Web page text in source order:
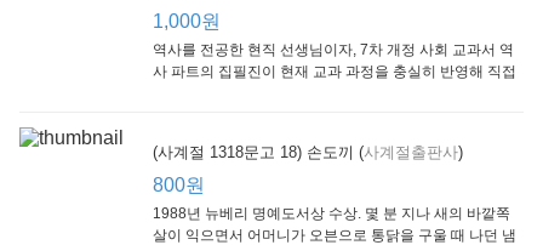
Little, Brown
1,000원
1,000원
역사를 전공한 현직 선생님이자, 7차 개정 사회 교과서 역
사 파트의 집필진이 현재 교과 과정을 충실히 반영해 직접
(사계절 1318문고 18) 손도끼 (사계절출판사)
800원
1988년 뉴베리 명예도서상 수상. 몇 분 지나 새의 바깥쪽
살이 익으면서 어머니가 오븐으로 통닭을 구울 때 나던 냄